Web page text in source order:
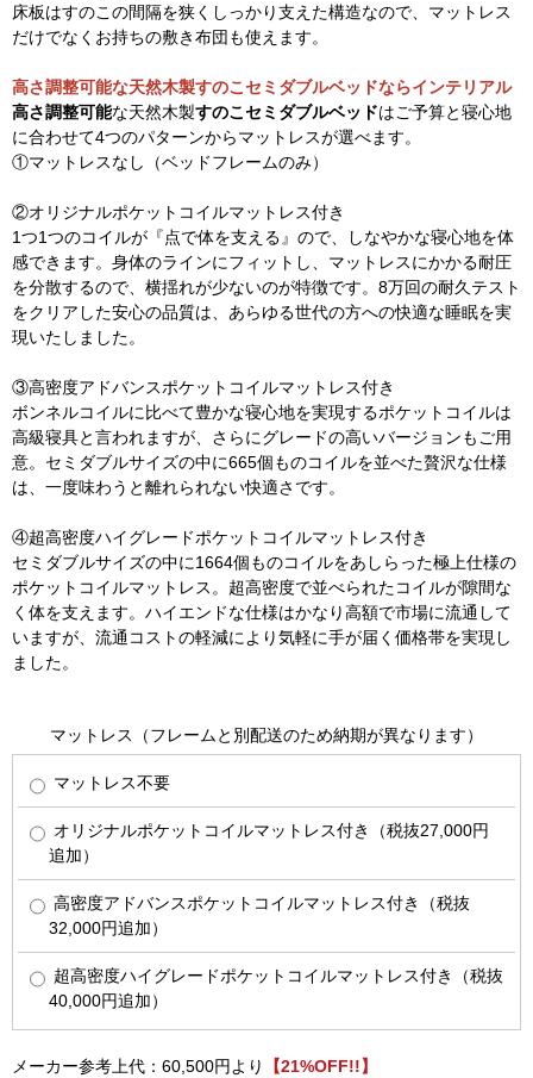
床板はすのこの間隔を狭くしっかり支えた構造なので、マットレス
だけでなくお持ちの敷き布団も使えます。
高さ調整可能な天然木製すのこセミダブルベッドならインテリアル
高さ調整可能な天然木製すのこセミダブルベッドはご予算と寝心地
に合わせて4つのパターンからマットレスが選べます。
①マットレスなし（ベッドフレームのみ）
②オリジナルポケットコイルマットレス付き
1つ1つのコイルが『点で体を支える』ので、しなやかな寝心地を体
感できます。身体のラインにフィットし、マットレスにかかる耐圧
を分散するので、横揺れが少ないのが特徴です。8万回の耐久テスト
をクリアした安心の品質は、あらゆる世代の方への快適な睡眠を実
現いたしました。
③高密度アドバンスポケットコイルマットレス付き
ボンネルコイルに比べて豊かな寝心地を実現するポケットコイルは
高級寝具と言われますが、さらにグレードの高いバージョンもご用
意。セミダブルサイズの中に665個ものコイルを並べた贅沢な仕様
は、一度味わうと離れられない快適さです。
④超高密度ハイグレードポケットコイルマットレス付き
セミダブルサイズの中に1664個ものコイルをあしらった極上仕様の
ポケットコイルマットレス。超高密度で並べられたコイルが隙間な
く体を支えます。ハイエンドな仕様はかなり高額で市場に流通して
いますが、流通コストの軽減により気軽に手が届く価格帯を実現し
ました。
マットレス（フレームと別配送のため納期が異なります）
マットレス不要
オリジナルポケットコイルマットレス付き（税抜27,000円
追加）
高密度アドバンスポケットコイルマットレス付き（税抜
32,000円追加）
超高密度ハイグレードポケットコイルマットレス付き（税抜
40,000円追加）
メーカー参考上代：60,500円より
【21%OFF!!】